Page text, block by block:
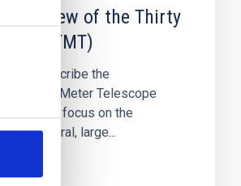
Overview of the Thirty
(TMT)
will describe the
the Thirty Meter Telescope
with a focus on the
In general, large...